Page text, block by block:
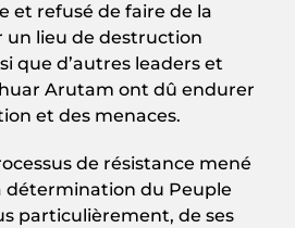
et refusé de faire de la
un lieu de destruction
que d’autres leaders et
Arutam ont dû endurer
et des menaces.
de résistance mené
détermination du Peuple
particulièrement, de ses